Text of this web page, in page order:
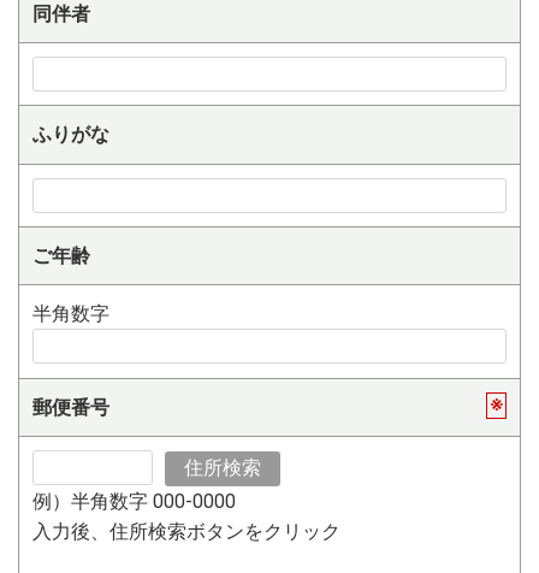
同伴者
ふりがな
ご年齢
半角数字
郵便番号 ※
例）半角数字 000-0000
入力後、住所検索ボタンをクリック